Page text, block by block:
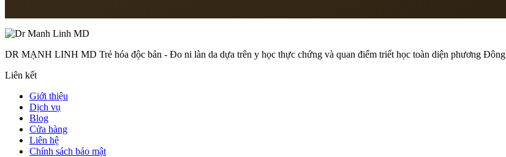
DR MẠNH LINH MD Trẻ hóa độc bản - Đo ni làn da dựa trên y học thực chứng và quan điểm triết học toàn diện phương Đông
Liên kết
Giới thiệu
Dịch vụ
Blog
Cửa hàng
Liên hệ
Chính sách bảo mật